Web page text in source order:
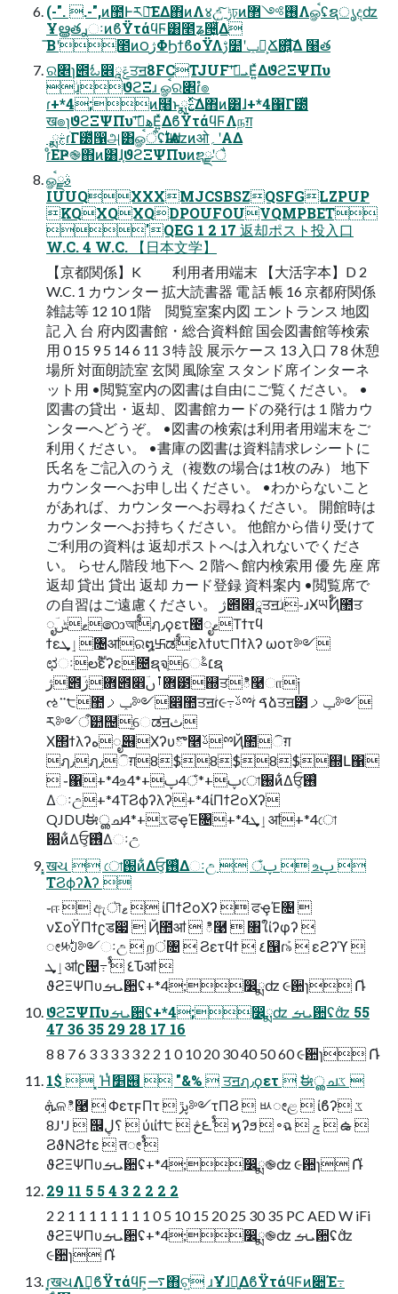
(-". .-",ͷؗ಺Ͱར༻͞ΕΔ΋ͷΛ४උ͍ͨ͠ ݱঢ়ͷ࢖༻܏޲Λௐࠪʢຊൃදʣ
ҰൠతࢪઃͷϐΫτάϥϜ͸೥ʑ੔͍ͭͭ͋Δ
͞Βʹ೥ͷ౦ژΦϦϯϐοΫΛࢹ໺ʹݕ౼͕Ճ଎͍ͯ͠Δ ໨త
ର৅ɿ౎ಓ෎ݝཱਤॻؗ8FCTJUFʹܝࡌ͞Ε͍ͯΔϑϩΞΨΠυ
ؗɹϑϩΞɹ ௐࠪର৅ɾํ๏
ɾ+*4;ͷ߲໨ͱྨࣅ͍ͯ͠Δ΋ͷ͸ɺ+*4΁ׂΓ౰ͯ
ख๏ɿϑϩΞΨΠυʹهࡌ͞Ε͍ͯΔϐΫτάϥϜΛநग़
ˎྨࣅɾׂΓ౰ͯ൑அ͸ௐࠪऀʢѨࣇʣͷओ؍ʹΑΔ
ɾͦΕҎ֎΋ͷ͸ɺ֤ϑϩΞΨΠυͷຌྫʹै͏
ௐࠪࣄྫ
IUUQXXXMJCSBSZQSFGLZPUP
KQXQXQDPOUFOUVQMPBET
'QEG 1 2 17 返却ポスト投入口
W.C. 4 W.C. 【日本文学】
【京都関係】K 利用者用端末 【大活字本】D 2
W.C. 1 カウンター 拡大読書器 電 話 帳 16 京都府関係
雑誌等 12 10 1階 閲覧室案内図 エントランス 地図
記 入 台 府内図書館・総合資料館 国会図書館等検索
用 0 15 9 5 14 6 11 3 特 設 展示ケース 13 入口 7 8 休憩
場所 対面朗読室 玄関 風除室 スタンド席インターネ
ット用 •閲覧室内の図書は自由にご覧ください。 •
図書の貸出・返却、図書館カードの発行は１階カウ
ンターへどうぞ。 •図書の検索は利用者用端末をご
利用ください。 •書庫の図書は資料請求レシートに
氏名をご記入のうえ（複数の場合は1枚のみ） 地下
カウンターへお申し出ください。 •わからないこと
があれば、カウンターへお尋ねください。 開館時は
カウンターへお持ちください。 他館から借り受けて
ご利用の資料は 返却ポストへは入れないでくださ
い。 らせん階段 地下へ ２階へ 館内検索用 優 先 座 席
返却 貸出 貸出 返却 カード登録 資料案内 •閲覧席で
の自習はご遠慮ください。 ژ౎෎ཱਤॻؗɹ֊ɹӾཡࣨҊ಺ਤ
ೖޱݰؔ෩আࣨฦ٫ϙετ౤ೖޱΤϯτϥ
ϯεٳܜ৔ॴର໘࿕ಡࣨελϯυ੮Πϯλʔ ωοτ༻
ಛઃలࣔέʔε೔ຊจֶେ׆ࣈຊ
ژ౎ؔ܎ژ౎෎ؔ܎ࡶࢽ౳஍ਤి࿩ா༏
ઌ࠲੮ؗ಺ݕࡧ༻෎಺ਤॻؗɾ૯߹ࢿྉؗɾ ࠃձਤॻؗ౳ݕࡧ༻
ར༻ऀ୺຤֦େಡॻث
Χ΢ϯλʔهೖ୆Χʔυొ࿥ࢿྉҊ಺ିग़
ฦ٫ฦ٫ିग़8$8$8$஍Լ΁
 ֊΁+*4உࢠ+*4ঁࢠ+*4ো֐ͷ͋Δਓ͕࢖͑
Δઃඋ+*4ΤϨϕʔλʔ+*4ίΠϯϩοΧʔ
QJDUࣗಈൢചػ+*4ਫҿΈ৔+*4ٳܜॴ+*4ো
֐ͷ͋Δਓ͕࢖͑Δઃඋ
͓खચ  ো֐ͷ͋Δਓ͕࢖͑Δઃඋ  ঁࢠ  உࢠ 
ΤϨϕʔλʔ 
֊ஈ  ඇৗޱ  ίΠϯϩοΧʔ  ਫҿΈ৔ 
νΣοΫΠϯʗड෇  Ҋ಺ॴ  ి࿩  ৘ใίʔφʔ 
ೕ༮ࣇ༻ઃඋ  றं৔  Ϩετϥϯ  ٤஡ɾܰ৯  εϩʔϓ 
ٳܜॴʗ଴߹ࣨ  ٤Ԏॴ 
ϑϩΞΨΠυܝࡌ਺ʢ+*4;෼ྨʣ ૯਺ɿ ݁Ռ̍
ϑϩΞΨΠυܝࡌ਺ʢ+*4;෼ྨʣ ܝࡌ਺ʢ݅ʣ 55
47 36 35 29 28 17 16
8 8 7 6 3 3 3 3 3 2 2 1 0 10 20 30 40 50 60 ૯਺ɿ ݁Ռ̍
1$  ͓Ήͭަ׵୆  "&%  ਤॻฦ٫ϙετ  ࣗಈൢചػ 
ܞଳి࿩  ΦετϝΠτ  ࢠڙ༻τΠϨ  ᄡೕළ  ίϐʔػ 
8J'J  ஬؟ڸ  ύιίϯ੮  څ౬ࣨ  ϗʔϧ  ৽ฉ  ݘ  ఉ 
ϨϑΝϨϯε  तೕࣨ 
ϑϩΞΨΠυܝࡌ਺ʢ+*4;෼ྨ֎ʣ ૯਺ɿ ݁Ռ̎
29 11 5 5 4 3 2 2 2 2
2 2 1 1 1 1 1 1 1 1 0 5 10 15 20 25 30 35 PC AED W iFi
ϑϩΞΨΠυܝࡌ਺ʢ+*4;෼ྨ֎ʣ ܝࡌ਺ʢ݅ʣ
૯਺ɿ ݁Ռ̎
ɾ͓खચΛࣔ͢ϐΫτάϥϜ͕࠷΋ଟ͍ ɹҰํɺ༻͍ΔϐΫτάϥϜͷ૊Έ߹